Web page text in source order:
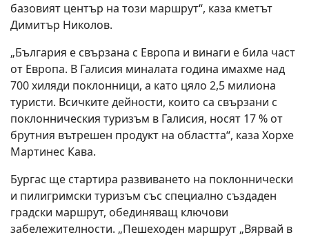
базовият център на този маршрут“, каза кметът
Димитър Николов.
„България е свързана с Европа и винаги е била част
от Европа. В Галисия миналата година имахме над
700 хиляди поклонници, а като цяло 2,5 милиона
туристи. Всичките дейности, които са свързани с
поклонническия туризъм в Галисия, носят 17 % от
брутния вътрешен продукт на областта“, каза Хорхе
Мартинес Кава.
Бургас ще стартира развиването на поклоннически
и пилигримски туризъм със специално създаден
градски маршрут, обединяващ ключови
забележителности. „Пешеходен маршрут „Вярвай в